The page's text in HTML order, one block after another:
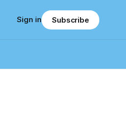
Sign in Subscribe